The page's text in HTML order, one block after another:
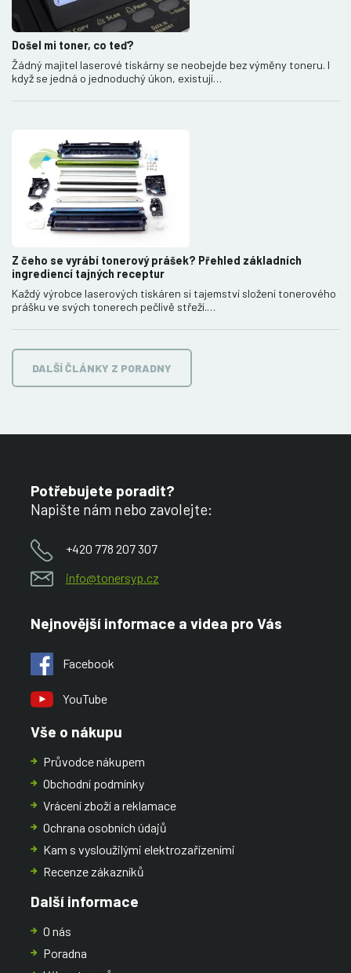
Došel mi toner, co teď?
Žádný majitel laserové tiskárny se neobejde bez výměny toneru. I
když se jedná o jednoduchý úkon, existují…
Z čeho se vyrábí tonerový prášek? Přehled základních
ingrediencí tajných receptur
Každý výrobce laserových tiskáren si tajemství složení tonerového
prášku ve svých tonerech pečlivě střeží.…
DALŠÍ ČLÁNKY Z PORADNY
Potřebujete poradit?
Napište nám nebo zavolejte:
+420 778 207 307
info@tonersyp.cz
Nejnovější informace a videa pro Vás
Facebook
YouTube
Vše o nákupu
Průvodce nákupem
Obchodní podmínky
Vrácení zboží a reklamace
Ochrana osobních údajů
Kam s vysloužilými elektrozařízeními
Recenze zákazníků
Další informace
O nás
Poradna